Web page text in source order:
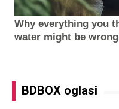
BDBOX oglasi